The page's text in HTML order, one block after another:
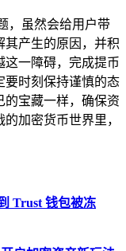
，虽然会给用户带
其产生的原因，并积
一障碍，完成提币
要时刻保持谨慎的态
的宝藏一样，确保资
加密货币世界里，
Trust 钱包被冻